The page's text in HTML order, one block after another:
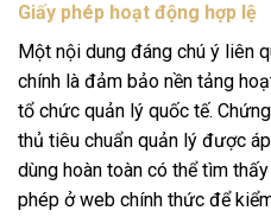
Giấy phép hoạt động hợp lệ
Một nội dung đáng chú ý liên
chính là đảm bảo nền tảng
tổ chức quản lý quốc tế.
thủ tiêu chuẩn quản lý được
dùng hoàn toàn có thể tìm
phép ở web chính thức để